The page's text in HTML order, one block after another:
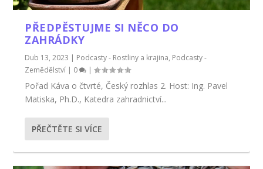
PŘEDPĚSTUJME SI NĚCO DO
ZAHRÁDKY
Dub 13, 2023 | Podcasty - Rostliny a krajina, Podcasty -
Zemědělství | 0 |
Pořad Káva o čtvrté, Český rozhlas 2. Host: Ing. Pavel
Matiska, Ph.D., Katedra zahradnictví...
PŘEČTĚTE SI VÍCE